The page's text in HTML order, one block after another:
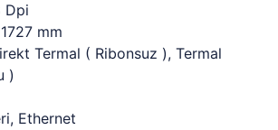
Dpi
mm
Termal ( Ribonsuz ), Termal
)
Ethernet